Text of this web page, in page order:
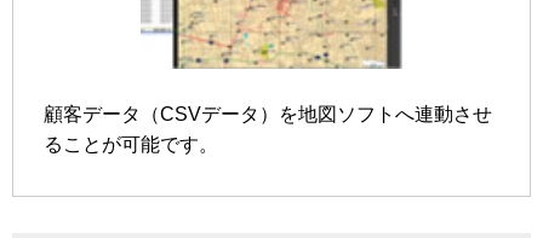
顧客データ（CSVデータ）を地図ソフトへ連動させ
ることが可能です。